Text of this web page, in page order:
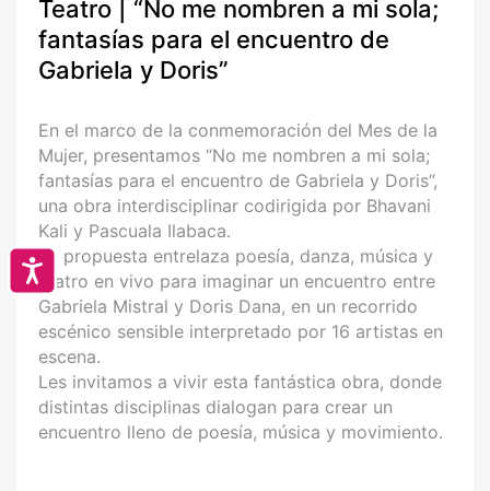
Accesibilidad
Teatro | “No me nombren a mi sola;
fantasías para el encuentro de
Gabriela y Doris”
En el marco de la conmemoración del Mes de la
Mujer, presentamos “No me nombren a mi sola;
fantasías para el encuentro de Gabriela y Doris”,
una obra interdisciplinar codirigida por Bhavani
Kali y Pascuala Ilabaca.
La propuesta entrelaza poesía, danza, música y
teatro en vivo para imaginar un encuentro entre
Gabriela Mistral y Doris Dana, en un recorrido
escénico sensible interpretado por 16 artistas en
escena.
Les invitamos a vivir esta fantástica obra, donde
distintas disciplinas dialogan para crear un
encuentro lleno de poesía, música y movimiento.